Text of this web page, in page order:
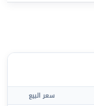
سعر البيع